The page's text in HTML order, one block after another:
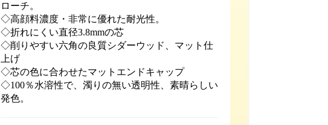
ローチ。
◇高顔料濃度・非常に優れた耐光性。
◇折れにくい直径3.8mmの芯
◇削りやすい六角の良質シダーウッド、マット仕
上げ
◇芯の色に合わせたマットエンドキャップ
◇100％水溶性で、濁りの無い透明性、素晴らしい
発色。